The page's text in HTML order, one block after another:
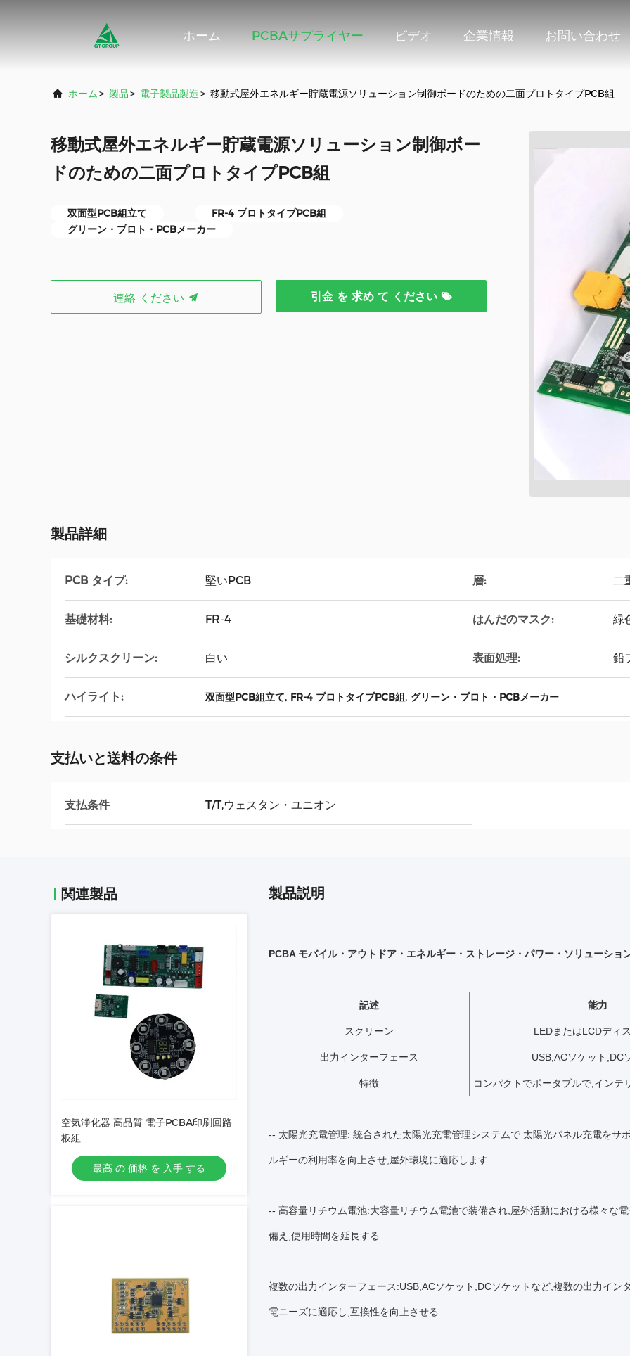
ホーム PCBAサプライヤー ビデオ 企業情報 お問い合わせ
ホーム> 製品> 電子製品製造> 移動式屋外エネルギー貯蔵電源ソリューション制御ボードのための二面プロトタイプPCB組
移動式屋外エネルギー貯蔵電源ソリューション制御ボー
ドのための二面プロトタイプPCB組
双面型PCB組立て
FR-4 プロトタイプPCB組
グリーン・プロト・PCBメーカー
連絡 ください 引金 を 求め て ください
製品詳細
PCB タイプ: 堅いPCB 層: 二
基礎材料: FR-4 はんだのマスク: 緑
シルクスクリーン: 白い 表面処理: 鉛
ハイライト: 双面型PCB組立て, FR-4 プロトタイプPCB組, グリーン・プロト・PCBメーカー
支払いと送料の条件
支払条件 T/T,ウェスタン・ユニオン
関連製品
空気浄化器 高品質 電子PCBA印刷回路
板組
最高 の 価格 を 入手 する
製品説明
PCBA モバイル・アウトドア・エネルギー・ストレージ・パワー・ソリューショ
記述 能力
スクリーン LEDまたはLCDディ
出力インターフェース USB,ACソケット,DC
特徴 コンパクトでポータブルで,インテ
-- 太陽光充電管理: 統合された太陽光充電管理システムで 太陽光パネル充電をサ
ルギーの利用率を向上させ,屋外環境に適応します.
-- 高容量リチウム電池:大容量リチウム電池で装備され,屋外活動における様々な
備え,使用時間を延長する.
複数の出力インターフェース:USB,ACソケット,DCソケットなど,複数の出力イ
電ニーズに適応し,互換性を向上させる.